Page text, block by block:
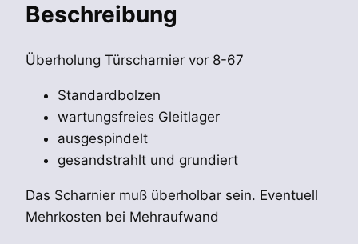
67
Menge
Beschreibung
Überholung Türscharnier vor 8-67
Standardbolzen
wartungsfreies Gleitlager
ausgespindelt
gesandstrahlt und grundiert
Das Scharnier muß überholbar sein. Eventuell
Mehrkosten bei Mehraufwand